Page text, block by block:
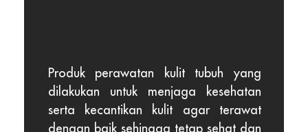
Produk perawatan kulit tubuh yang
dilakukan untuk menjaga kesehatan
serta kecantikan kulit agar terawat
dengan baik sehingga tetap sehat dan